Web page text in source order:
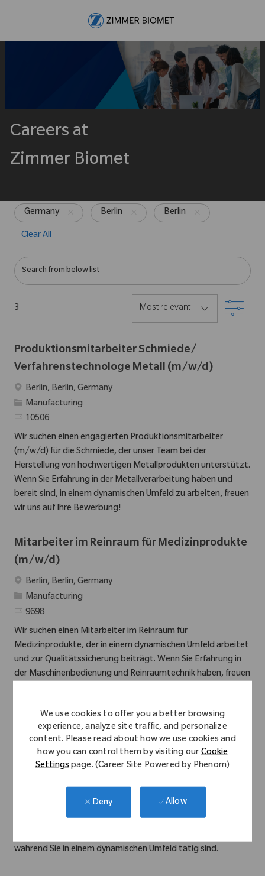
We use cookies to offer you a better browsing
experience, analyze site traffic, and personalize
content. Please read about how we use cookies and
how you can control them by visiting ourCookie
Settingspage. (Career Site Powered by Phenom)
Deny Allow
Careers at
Zimmer Biomet
Germany Berlin Berlin
Clear All
Search from below list
3 Filter
Produktionsmitarbeiter Schmiede/
Verfahrenstechnologe Metall (m/w/d)
Location
Berlin, Berlin, Germany
Category
Manufacturing
Required Id
10506
Wir suchen einen engagierten Produktionsmitarbeiter
(m/w/d) für die Schmiede, der unser Team bei der
Herstellung von hochwertigen Metallprodukten unterstützt.
Wenn Sie Erfahrung in der Metallverarbeitung haben und
bereit sind, in einem dynamischen Umfeld zu arbeiten, freuen
wir uns auf Ihre Bewerbung!
Mitarbeiter im Reinraum für Medizinprodukte
(m/w/d)
Location
Berlin, Berlin, Germany
Category
Manufacturing
Required Id
9698
Wir suchen einen Mitarbeiter im Reinraum für
Medizinprodukte, der in einem dynamischen Umfeld arbeitet
und zur Qualitätssicherung beiträgt. Wenn Sie Erfahrung in
der Maschinenbedienung und Reinraumtechnik haben, freuen
Schichtleiter (m/w/d)
Location
Berlin, Berlin, Germany
Category
Manufacturing
operative Personalplanung und die Überwachung der
während Sie in einem dynamischen Umfeld tätig sind.